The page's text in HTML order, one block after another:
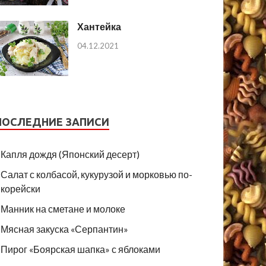
Хантейка
04.12.2021
ЗАПИСИ
Капля дождя (Японский десерт)
Салат с колбасой, кукурузой и морковью по-
корейски
Манник на сметане и молоке
Мясная закуска «Серпантин»
Пирог «Боярская шапка» с яблоками